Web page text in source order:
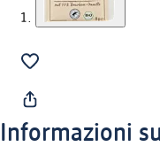
Informazioni